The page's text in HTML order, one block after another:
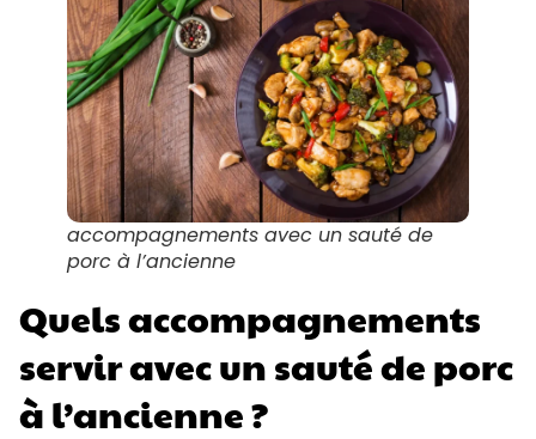
accompagnements avec un sauté de
porc à l’ancienne
Quels accompagnements
servir avec un sauté de porc
à l’ancienne ?